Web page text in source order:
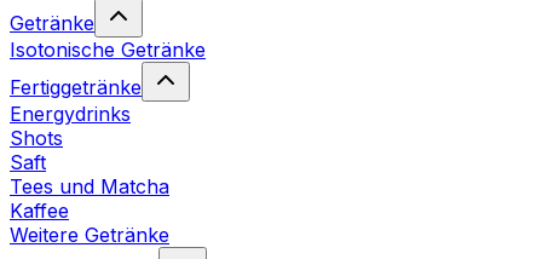
Getränke
Isotonische Getränke
Fertiggetränke
Energydrinks
Shots
Saft
Tees und Matcha
Kaffee
Weitere Getränke